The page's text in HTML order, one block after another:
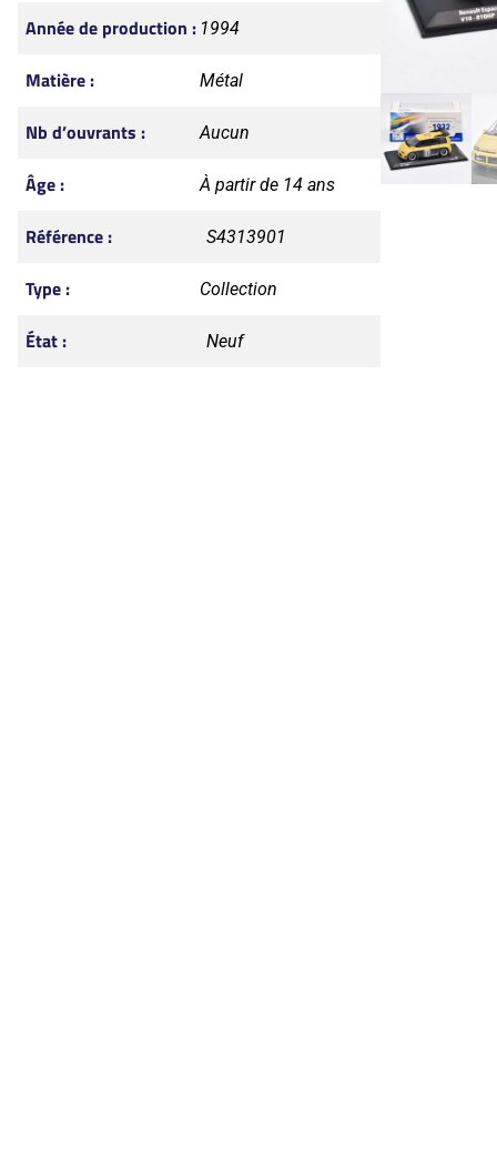
Année de production : 1994
Matière : Métal
Nb d’ouvrants : Aucun
Âge : À partir de 14 ans
Référence : S4313901
Type : Collection
État : Neuf